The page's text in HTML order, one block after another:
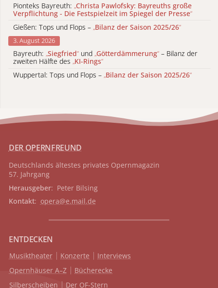
Pionteks Bayreuth: „Christa Pawlofsky: Bayreuths große
Verpflichtung - Die Festspielzeit im Spiegel der Presse“
Gießen: Tops und Flops – „Bilanz der Saison 2025/26“
3. August 2026
Bayreuth: „Siegfried“ und „Götterdämmerung“ – Bilanz der
zweiten Hälfte des „KI-Rings“
Wuppertal: Tops und Flops – „Bilanz der Saison 2025/26“
DER OPERNFREUND
Deutschlands ältestes privates Opernmagazin
57. Jahrgang
Herausgeber: Peter Bilsing
Kontakt: opera@e.mail.de
ENTDECKEN
Musiktheater Konzerte
Interviews
Opernhäuser A–Z
Bücherecke
Silberscheiben
Der OF-Stern